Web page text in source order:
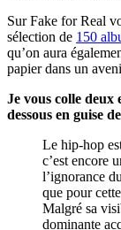
Sur Fake for Real
sélection de 150
qu’on aura
papier dans un
Je vous colle
dessous en guise
Le hip-hop
c’est encore
l’ignorance
que pour
Malgré sa
dominante